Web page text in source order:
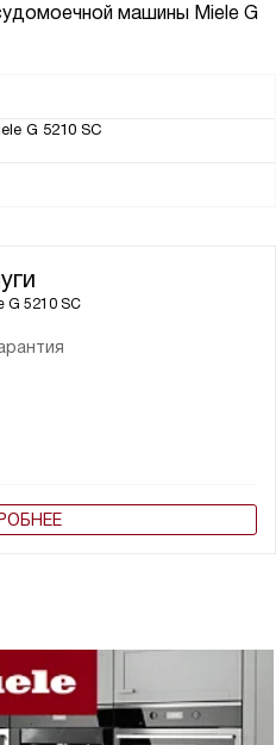
машины Miele G
G 5210 SC
G 5210 SC